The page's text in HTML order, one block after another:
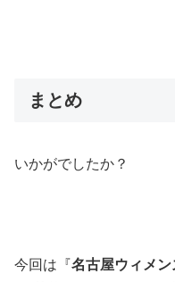
まとめ
いかがでしたか？
今回は『名古屋ウィメ